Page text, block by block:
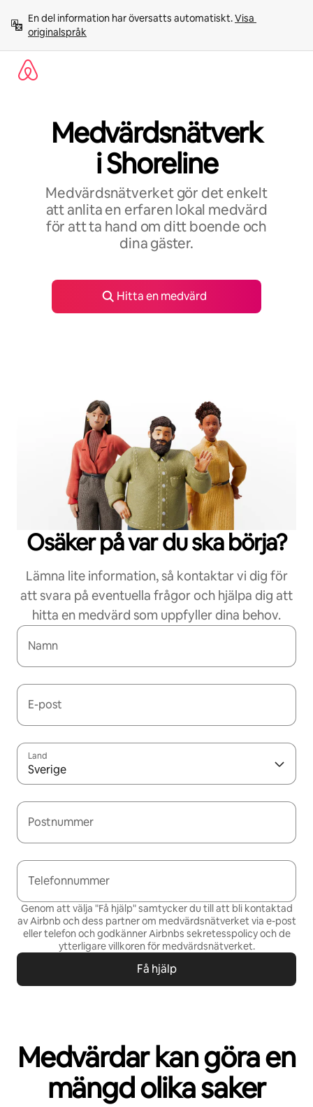
innehåll
En del information har översatts automatiskt. Visa
originalspråk
Medvärdsnätverk
i Shoreline
Medvärdsnätverket gör det enkelt
att anlita en erfaren lokal medvärd
för att ta hand om ditt boende och
dina gäster.
Hitta en medvärd
Osäker på var du ska börja?
Lämna lite information, så kontaktar vi dig för
att svara på eventuella frågor och hjälpa dig att
hitta en medvärd som uppfyller dina behov.
Namn
E-post
Land
Sverige
Postnummer
Telefonnummer
Genom att välja "Få hjälp" samtycker du till att bli kontaktad
av Airbnb och dess partner om medvärdsnätverket via e-post
eller telefon och godkänner Airbnbs sekretesspolicy och de
ytterligare villkoren för medvärdsnätverket.
Få hjälp
Medvärdar kan göra en
mängd olika saker